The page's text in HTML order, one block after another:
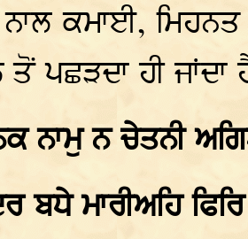
ਕਮਾਈ,
ਤੋਂ ਪਛੜਦਾ ਹੀ ਜਾਂਦਾ
ਨਾਮੁ ਨ ਚੇਤਨੀ
ਬਧੇ ਮਾਰੀਅਹਿ ਫਿਰਿ